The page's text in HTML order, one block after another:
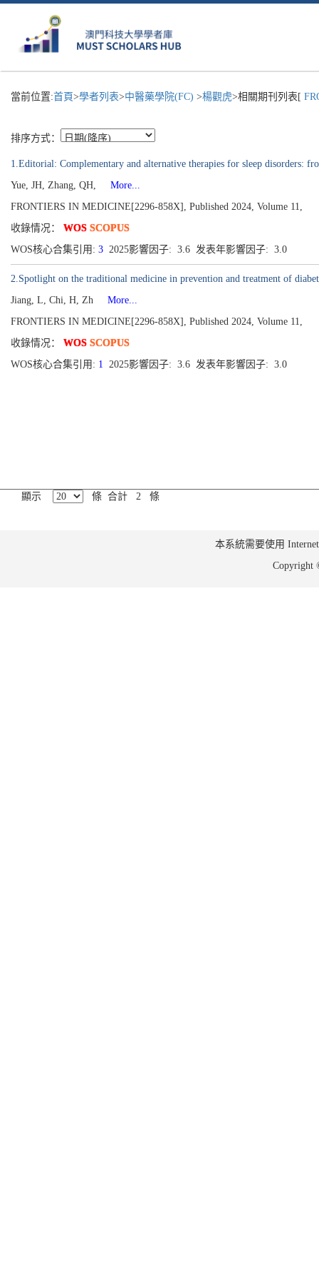
當前位置:首頁>學者列表>中醫藥學院(FC) >楊觀虎>相關期刊列表[
排序方式：
1.Editorial: Complementary and alternative therapies for sleep disorders:
Yue, JH, Zhang, QH,
More...
FRONTIERS IN MEDICINE[2296-858X], Published 2024, Volume 11,
收錄情况： WOS SCOPUS
WOS核心合集引用: 3 2025影響因子: 3.6 发表年影響因子: 3.0
2.Spotlight on the traditional medicine in prevention and treatment of
Jiang, L, Chi, H, Zh
More...
FRONTIERS IN MEDICINE[2296-858X], Published 2024, Volume 11,
收錄情况： WOS SCOPUS
WOS核心合集引用: 1 2025影響因子: 3.6 发表年影響因子: 3.0
顯示 條 合計 2 條
本系統需要使用
Copyright